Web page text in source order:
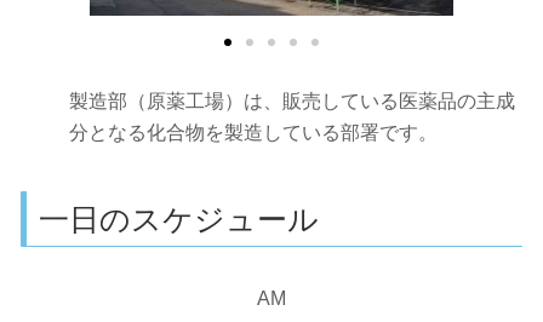
製造部（原薬工場）は、販売している医薬品の主成
分となる化合物を製造している部署です。
一日のスケジュール
AM